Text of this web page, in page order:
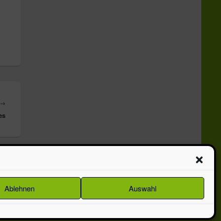
Ablehnen Auswahl
→Nächster
Beitrag:
Theme: Catch Box byCatch Themes